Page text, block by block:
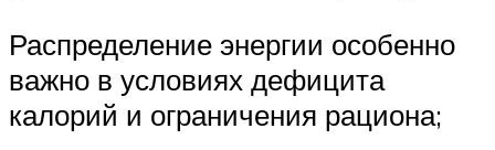
Распределение энергии особенно
важно в условиях дефицита
калорий и ограничения рациона;